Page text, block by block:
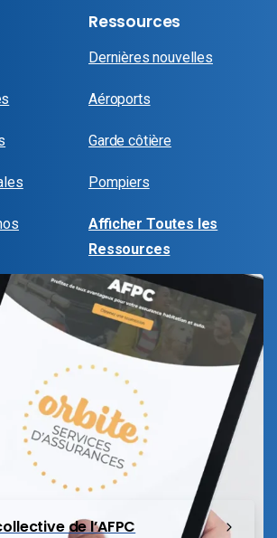
Ressources
Dernières nouvelles
Aéroports
Garde côtière
Pompiers
Afficher Toutes les
Ressources
de l’AFPC